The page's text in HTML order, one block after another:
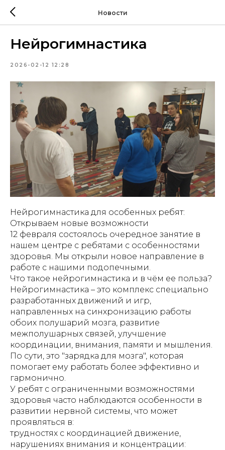
Новости
Нейрогимнастика
2026-02-12 12:28
Нейрогимнастика для особенных ребят:
Открываем новые возможности
12 февраля состоялось очередное занятие в
нашем центре с ребятами с особенностями
здоровья. Мы открыли новое направление в
работе с нашими подопечными.
Что такое нейрогимнастика и в чём ее польза?
Нейрогимнастика – это комплекс специально
разработанных движений и игр,
направленных на синхронизацию работы
обоих полушарий мозга, развитие
межполушарных связей, улучшение
координации, внимания, памяти и мышления.
По сути, это "зарядка для мозга", которая
помогает ему работать более эффективно и
гармонично.
У ребят с ограниченными возможностями
здоровья часто наблюдаются особенности в
развитии нервной системы, что может
проявляться в:
трудностях с координацией движение,
нарушениях внимания и концентрации: